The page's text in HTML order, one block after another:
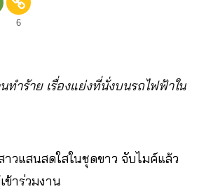
6
นทำร้าย เรื่องแย่งที่นั่งบนรถไฟฟ้าใน
วแสนสดใสในชุดขาว จับไมค์แล้ว
ข้าร่วมงาน